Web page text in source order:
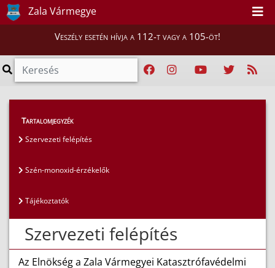
Zala Vármegye
Veszély esetén hívja a 112-t vagy a 105-öt!
Lakosság >
Zala Vármegyei Tűzmegelőzési Bizottság
Tartalomjegyzék
Szervezeti felépítés
Szén-monoxid-érzékelők
Tájékoztatók
Szervezeti felépítés
Az Elnökség a Zala Vármegyei Katasztrófavédelmi